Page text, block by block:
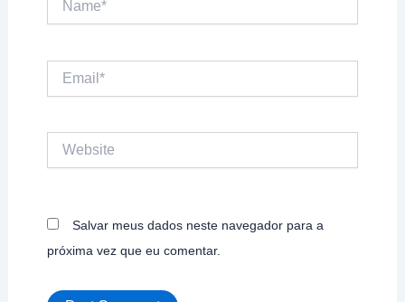
Website
Salvar meus dados neste navegador para a
próxima vez que eu comentar.